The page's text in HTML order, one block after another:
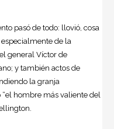
pasó de todo: llovió, cosa
de la
general Víctor de
y también actos de
la granja
hombre más valiente del